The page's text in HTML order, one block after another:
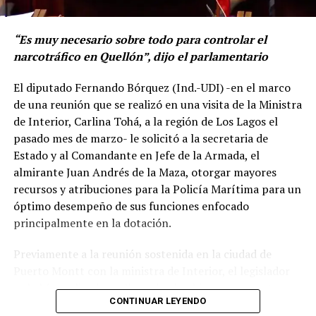
apoyo!!!!”
Por el momento, las personas aludidas no han emitido
recién comienza y, el mencionado posteo, ha generado
comentarios de todo tipo, en su gran mayoría, a favor
del humorista de Punta Arenas.
dominio de bienes inmuebles cuyo avalúo fiscal sea
hoy en día sus pensiones sean insuficientes para costear
la gran cantidad de gastos que trae consigo la
derechos de aseo municipal”.
“Sumando a lo anterior, los municipios de nuestro país
no cuentan con la facultad de declarar de oficio la
prescripción de deudas de los derechos de aseo
municipal, por lo que, incluso en aquellos casos en que
las autoridades comunales tienen la intención de ayudar
a los habitantes más vulnerables de su comuna, se
encuentran impedidas al no existir ninguna ley ni
Por ello, Bórquez aseguró que se hace necesario “tener
en consideración la recesión económica que estamos
“Es muy necesario sobre todo para controlar el
narcotráfico en Quellón”, dijo el parlamentario
El diputado Fernando Bórquez (Ind.-UDI) -en el marco
de una reunión que se realizó en una visita de la Ministra
de Interior, Carlina Tohá, a la región de Los Lagos el
pasado mes de marzo- le solicitó a la secretaria de
Estado y al Comandante en Jefe de la Armada, el
almirante Juan Andrés de la Maza, otorgar mayores
recursos y atribuciones para la Policía Marítima para un
óptimo desempeño de sus funciones enfocado
principalmente en la dotación.
Previamente a la reunión sostenida en la ciudad de
ya había realizado un llamado al gobierno para entregar
mayores recursos a la Policía Marítima dependiente de
CONTINUAR LEYENDO